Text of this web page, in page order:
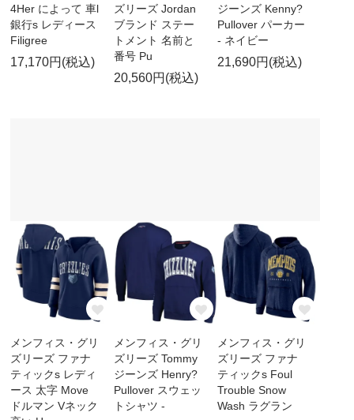
4Her によって 車l
銀行s レディース
Filigree
17,170円(税込)
ズリーズ Jordan
ブランド ステー
トメント 名前と
番号 Pu
20,560円(税込)
ジーンズ Kenny?
Pullover パーカー
- ネイビー
21,690円(税込)
メンフィス・グリ
ズリーズ ファナ
ティックs レディ
ース 太字 Move
ドルマン Vネック
メンフィス・グリ
ズリーズ Tommy
ジーンズ Henry?
Pullover スウェッ
トシャツ -
メンフィス・グリ
ズリーズ ファナ
ティックs Foul
Trouble Snow
Wash ラグラン